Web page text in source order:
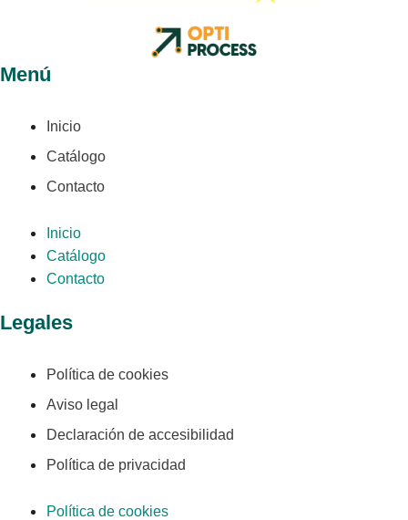
Menú
Inicio
Catálogo
Contacto
Inicio
Catálogo
Contacto
Legales
Política de cookies
Aviso legal
Declaración de accesibilidad
Política de privacidad
Política de cookies